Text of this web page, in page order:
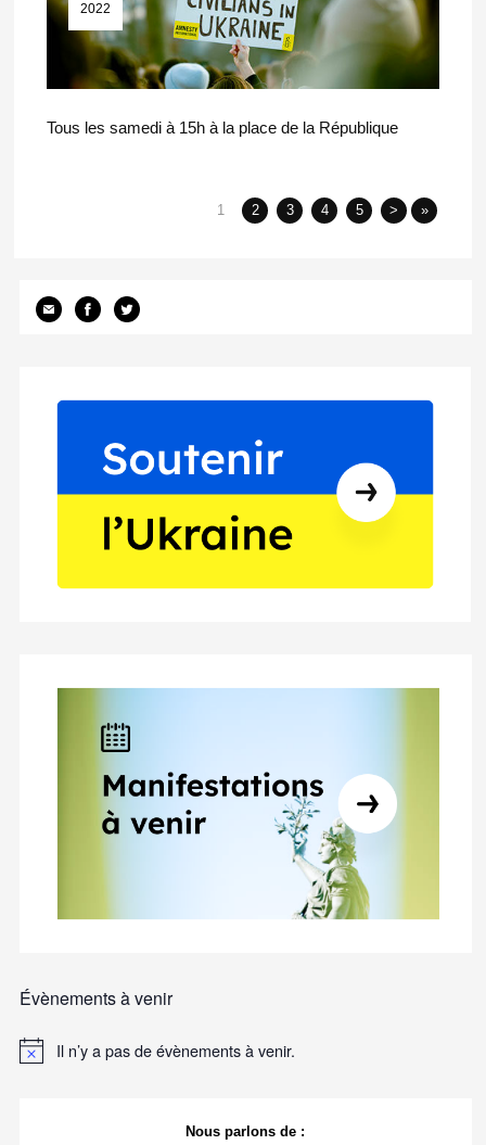
2022
Tous les samedi à 15h à la place de la République
1 2 3 4 5 > »
Évènements à venir
Il n’y a pas de évènements à venir.
Nous parlons de :